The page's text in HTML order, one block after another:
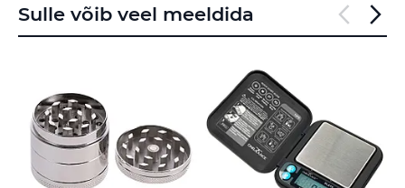
Sulle võib veel meeldida